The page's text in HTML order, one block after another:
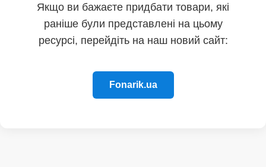
Якщо ви бажаєте придбати товари, які
раніше були представлені на цьому
ресурсі, перейдіть на наш новий сайт:
Fonarik.ua